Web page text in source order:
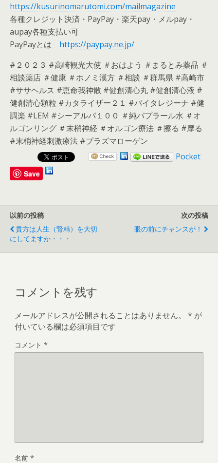
https://kusurinomarutomi.com/mailmagazine
各種クレジット決済・PayPay・楽天pay・メルpay・
aupay各種支払い可
PayPayとは https://paypay.ne.jp/
#２０２３ #高崎観光大使 ＃おはよう ＃まるとみ薬品 ＃
相談薬店 ＃健康 ＃ホノミ漢方 ＃相談 ＃群馬県 #高崎市
#ササヘルス #恵命我神散 #健創清心丸 #健創清心液 #
健創清心顆粒 #カタライザー２１ #バイタレジーナ #健
調楽 #LEM #シーアルパ１００ ＃純パプラール水 ＃オ
ルゴンリング ＃末梢神経 ＃オルゴン療法 ＃擦る #摩る
#末梢神経刺激療法 #プラズマローゲン
Pocket
Save
以前の投稿
貴方は人生（腎精）を大切
にしてますか・・・
次の投稿
眼の前にチャンスが！
コメントを残す
メールアドレスが公開されることはありません。 * が
付いている欄は必須項目です
コメント *
名前 *